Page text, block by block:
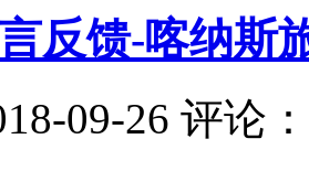
反馈-喀纳斯
09-26 评论：